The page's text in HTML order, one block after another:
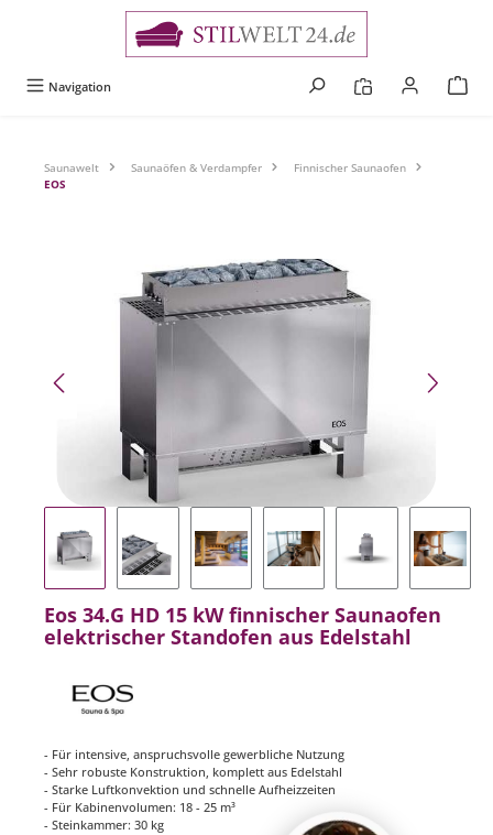
Navigation
Saunawelt Saunaöfen & Verdampfer
Finnischer Saunaofen
EOS
Bildergalerie überspringen
Eos 34.G HD 15 kW finnischer Saunaofen
elektrischer Standofen aus Edelstahl
- Für intensive, anspruchsvolle gewerbliche Nutzung
- Sehr robuste Konstruktion, komplett aus Edelstahl
- Starke Luftkonvektion und schnelle Aufheizzeiten
- Für Kabinenvolumen: 18 - 25 m³
- Steinkammer: 30 kg